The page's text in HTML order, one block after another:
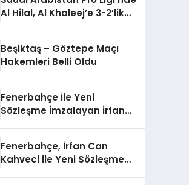
Al Hilal, Al Khaleej’e 3-2’lik
Beşiktaş – Göztepe Maçı
Hakemleri Belli Oldu
Fenerbahçe İle Yeni
Sözleşme İmzalayan İrfan
Fenerbahçe, İrfan Can
Kahveci ile Yeni Sözleşme